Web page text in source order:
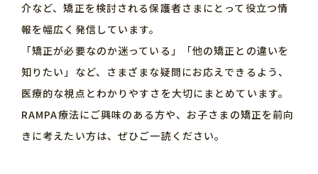
介など、矯正を検討される保護者さまにとって役立つ情
報を幅広く発信しています。
「矯正が必要なのか迷っている」「他の矯正との違いを
知りたい」など、さまざまな疑問にお応えできるよう、
医療的な視点とわかりやすさを大切にまとめています。
RAMPA療法にご興味のある方や、お子さまの矯正を前向
きに考えたい方は、ぜひご一読ください。